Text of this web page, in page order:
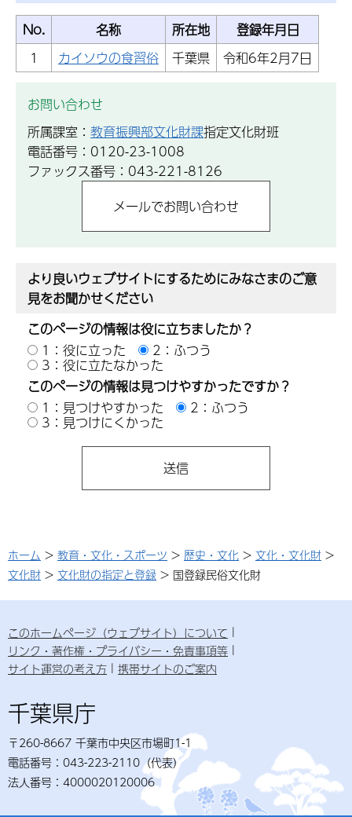
No. 名称 所在地
登録年月日
1
カイソウの食習俗 千葉県 令和6年2月7日
お問い合わせ
所属課室： 教育振興部文化財課指定文化財班
電話番号：0120-23-1008
ファックス番号：043-221-8126
より良いウェブサイトにするためにみなさまのご意
見をお聞かせください
このページの情報は役に立ちましたか？
1：役に立った
2：ふつう
3：役に立たなかった
このページの情報は見つけやすかったですか？
1：見つけやすかった
2：ふつう
3：見つけにくかった
ホーム > 教育・文化・スポーツ > 歴史・文化 > 文化・文化財 >
文化財 > 文化財の指定と登録 > 国登録民俗文化財
このホームページ（ウェブサイト）について
リンク・著作権・プライバシー・免責事項等
サイト運営の考え方
携帯サイトのご案内
千葉県庁
〒260-8667 千葉市中央区市場町1-1
電話番号：043-223-2110（代表）
法人番号：4000020120006